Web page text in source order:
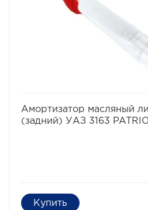
Амортизатор масляный
(задний) УАЗ 3163